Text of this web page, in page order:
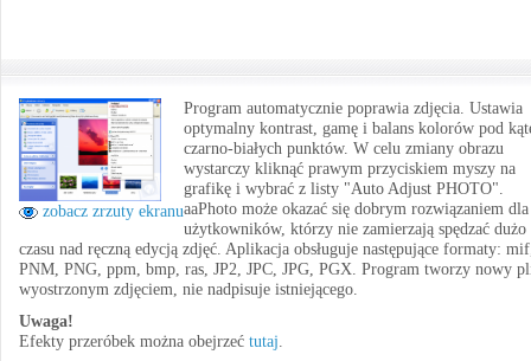
zobacz zrzuty ekranu
Program automatycznie poprawia zdjęcia. Ustawia
optymalny kontrast, gamę i balans kolorów pod
czarno-białych punktów. W celu zmiany obrazu
wystarczy kliknąć prawym przyciskiem myszy na
grafikę i wybrać z listy "Auto Adjust PHOTO".
aaPhoto może okazać się dobrym rozwiązaniem dla
użytkowników, którzy nie zamierzają spędzać dużo
czasu nad ręczną edycją zdjęć. Aplikacja obsługuje następujące formaty:
PNM, PNG, ppm, bmp, ras, JP2, JPC, JPG, PGX. Program tworzy nowy
wyostrzonym zdjęciem, nie nadpisuje istniejącego.
Uwaga!
Efekty przeróbek można obejrzeć tutaj.